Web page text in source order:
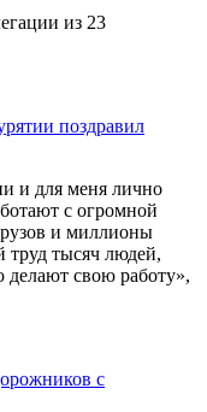
из 23
поздравил
и для меня лично
с огромной
и миллионы
труд тысяч людей,
свою работу»,
с